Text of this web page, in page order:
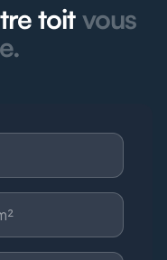
toitvous